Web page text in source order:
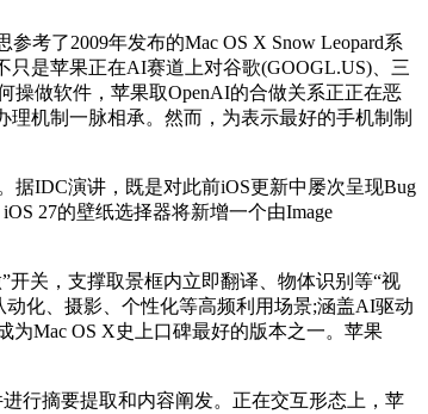
考了2009年发布的Mac OS X Snow Leopard系
是苹果正在AI赛道上对谷歌(GOOGL.US)、三
做软件，苹果取OpenAI的合做关系正正在恶
机制一脉相承。然而，为表示最好的手机制制
IDC演讲，既是对此前iOS更新中屡次呈现Bug
27的壁纸选择器将新增一个由Image
关，支撑取景框内立即翻译、物体识别等“视
化、摄影、个性化等高频利用场景;涵盖AI驱动
为Mac OS X史上口碑最好的版本之一。苹果
行摘要提取和内容阐发。正在交互形态上，苹